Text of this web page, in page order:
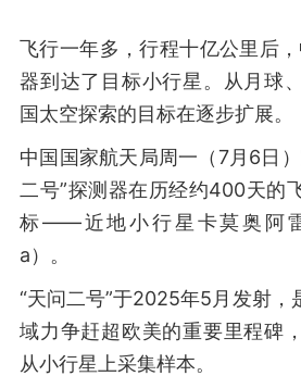
飞行一年多，行程十亿公里后
器到达了目标小行星。从月球
国太空探索的目标在逐步扩展。
中国国家航天局周一（7月6日
二号”探测器在历经约400天的
标——近地小行星卡莫奥阿
a）。
“天问二号”于2025年5月发射，
域力争赶超欧美的重要里程碑
从小行星上采集样本。